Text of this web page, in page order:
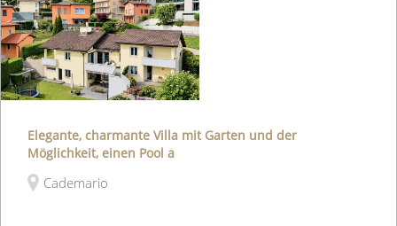
Elegante, charmante Villa mit Garten und der
Möglichkeit, einen Pool a
Cademario